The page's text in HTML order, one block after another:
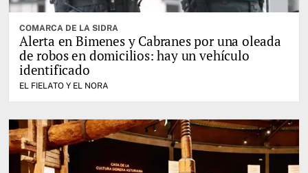
COMARCA DE LA SIDRA
Alerta en Bimenes y Cabranes por una oleada
de robos en domicilios: hay un vehículo
identificado
EL FIELATO Y EL NORA